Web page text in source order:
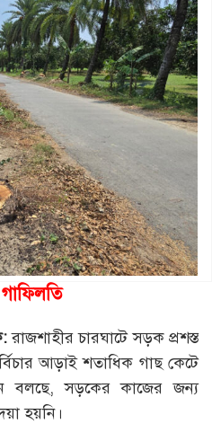
:রাজশাহীর চারঘাটে সড়ক প্রশস্ত
আড়াই শতাধিক গাছ কেটে
বলছে, সড়কের কাজের জন্য
হয়নি।